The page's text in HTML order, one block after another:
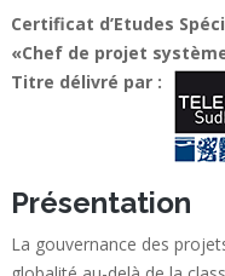
Certificat d’Etudes
«Chef de projet
Titre délivré par :
Présentation
La gouvernance des